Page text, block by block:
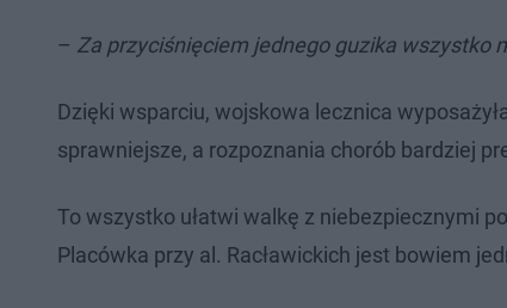
– Za przyciśnięciem jednego guzika wszystko
Dzięki wsparciu, wojskowa lecznica
sprawniejsze, a rozpoznania chorób bardziej
To wszystko ułatwi walkę z niebezpiecznymi
Placówka przy al. Racławickich jest bowiem